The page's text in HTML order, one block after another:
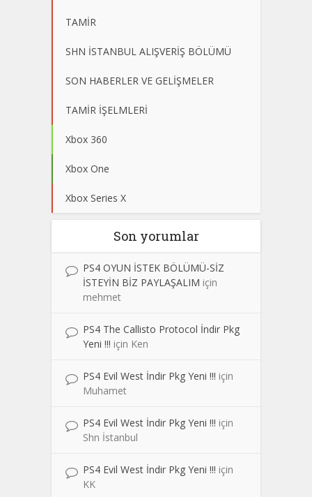
TAMİR
SHN İSTANBUL ALIŞVERİŞ BÖLÜMÜ
SON HABERLER VE GELİŞMELER
TAMİR İŞELMLERİ
Xbox 360
Xbox One
Xbox Series X
Son yorumlar
PS4 OYUN İSTEK BÖLÜMÜ-SİZ
İSTEYİN BİZ PAYLAŞALIM için
mehmet
PS4 The Callisto Protocol İndir Pkg
Yeni !!! için Ken
PS4 Evil West İndir Pkg Yeni !!! için
Muhamet
PS4 Evil West İndir Pkg Yeni !!! için
Shn İstanbul
PS4 Evil West İndir Pkg Yeni !!! için
KK